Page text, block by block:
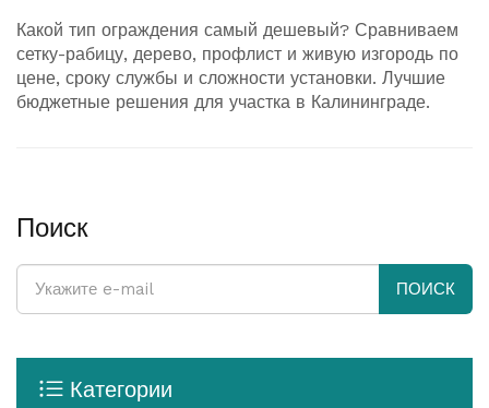
Какой тип ограждения самый дешевый? Сравниваем
сетку-рабицу, дерево, профлист и живую изгородь по
цене, сроку службы и сложности установки. Лучшие
бюджетные решения для участка в Калининграде.
Поиск
ПОИСК
Категории